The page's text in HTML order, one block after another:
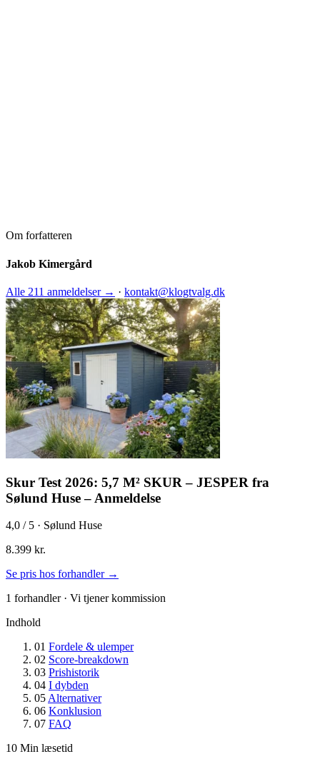
Om forfatteren
Jakob Kimergård
Alle 211 anmeldelser → · kontakt@klogtvalg.dk
Skur Test 2026: 5,7 M² SKUR – JESPER fra
Sølund Huse – Anmeldelse
4,0 / 5 · Sølund Huse
8.399 kr.
Se pris hos forhandler →
1 forhandler · Vi tjener kommission
Indhold
01 Fordele & ulemper
02 Score-breakdown
03 Prishistorik
04 I dybden
05 Alternativer
06 Konklusion
07 FAQ
10 Min læsetid